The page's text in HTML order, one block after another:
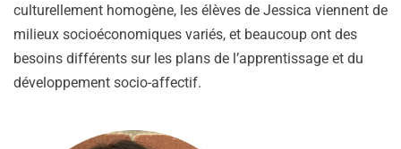
culturellement homogène, les élèves de Jessica viennent de
milieux socioéconomiques variés, et beaucoup ont des
besoins différents sur les plans de l’apprentissage et du
développement socio-affectif.